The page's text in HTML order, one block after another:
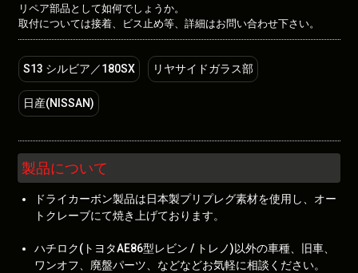
リペア部品として如何でしょうか。
取付については接着、ビス止め等、詳細はお問い合わせ下さい。
S13 シルビア／180SX リヤサイドガラス部
日産(NISSAN)
製品について
ドライカーボン製品は日本製プリプレグ素材を使用し、オー
トクレーブにて焼き上げております。
ハチロク(トヨタAE86型レビン / トレノ)以外の車種、旧車、
ワンオフ、廃盤パーツ、などなどお気軽に相談ください。